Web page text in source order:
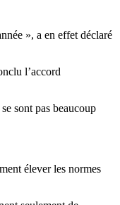
», a en effet déclaré
l’accord
sont pas beaucoup
élever les normes